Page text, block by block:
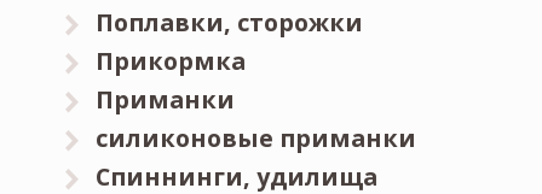
Поплавки, сторожки
Прикормка
Приманки
силиконовые приманки
Спиннинги, удилища